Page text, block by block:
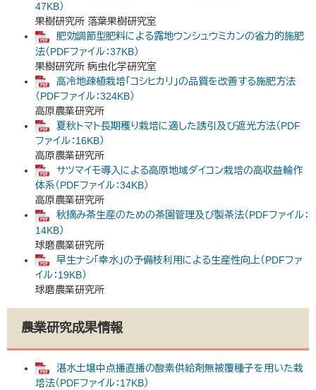
47KB）
果樹研究所 落葉果樹研究室
肥効調節型肥料による露地ウンシュウミカンの省力的施肥
法（PDFファイル：37KB）
果樹研究所 病虫化学研究室
高冷地疎植栽培「コシヒカリ」の品質を改善する施肥方法
（PDFファイル：324KB）
高原農業研究所
夏秋トマト長期穫り栽培に適した誘引及び遮光方法（PDF
ファイル：16KB）
高原農業研究所
サツマイモ導入による高原地域ダイコン栽培の高収益輪作
体系（PDFファイル：34KB）
高原農業研究所
秋摘み茶生産のための茶園管理及び製茶法（PDFファイル：
14KB）
球磨農業研究所
早生ナシ「幸水」の予備枝利用による生産性向上（PDFファ
イル：19KB）
球磨農業研究所
農業研究成果情報
湛水土壌中点播直播の酸素供給剤無被覆種子を用いた栽
培法（PDFファイル：17KB）